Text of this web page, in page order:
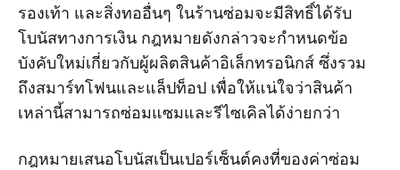
รองเท้า และสิ่งทออื่นๆ ในร้านซ่อมจะมีสิทธิ์ได้รับ
โบนัสทางการเงิน กฎหมายดังกล่าวจะกำหนดข้อ
บังคับใหม่เกี่ยวกับผู้ผลิตสินค้าอิเล็กทรอนิกส์ ซึ่งรวม
ถึงสมาร์ทโฟนและแล็ปท็อป เพื่อให้แน่ใจว่าสินค้า
เหล่านี้สามารถซ่อมแซมและรีไซเคิลได้ง่ายกว่า
กฎหมายเสนอโบนัสเป็นเปอร์เซ็นต์คงที่ของค่าซ่อม